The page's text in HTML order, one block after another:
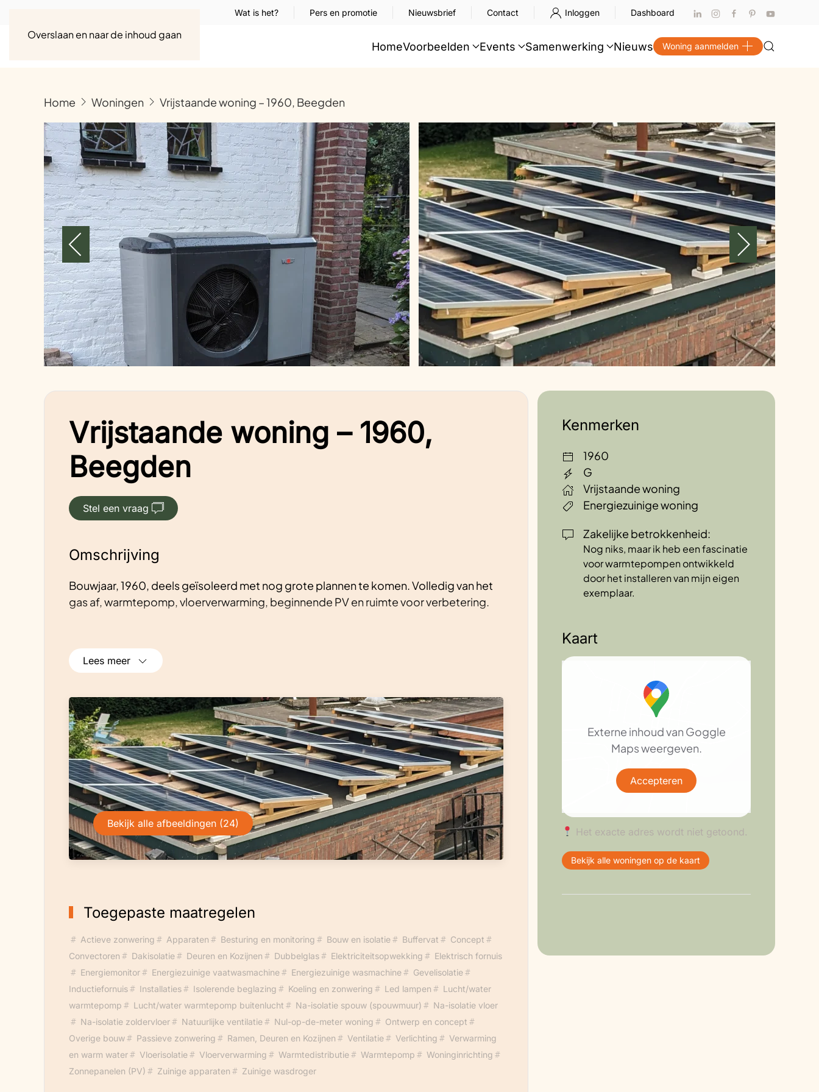
Overslaan en naar de inhoud gaan
Wat is het? Pers en promotie Nieuwsbrief Contact Inloggen Dashboard
HomeVoorbeelden Events Samenwerking Nieuws Woning aanmelden
Home Woningen Vrijstaande woning – 1960, Beegden
Vrijstaande woning – 1960,
Beegden
Stel een vraag
Omschrijving
Bouwjaar, 1960, deels geïsoleerd met nog grote plannen te komen. Volledig van het
gas af, warmtepomp, vloerverwarming, beginnende PV en ruimte voor verbetering.
Lees meer
Bekijk alle afbeeldingen (24)
Toegepaste maatregelen
Actieve zonwering Apparaten Besturing en monitoring Bouw en isolatie Buffervat
Concept
Convectoren
Dakisolatie Deuren en Kozijnen Dubbelglas Elektriciteitsopwekking
Elektrisch fornuis
Energiemonitor
Energiezuinige vaatwasmachine Energiezuinige wasmachine
Gevelisolatie
Inductiefornuis
Installaties Isolerende beglazing Koeling en zonwering Led lampen
Lucht/water
warmtepomp
Lucht/water warmtepomp buitenlucht Na-isolatie spouw (spouwmuur)
Na-isolatie vloer
Na-isolatie zoldervloer
Natuurlijke ventilatie Nul-op-de-meter woning
Ontwerp en concept
Overige bouw
Passieve zonwering Ramen, Deuren en Kozijnen Ventilatie Verlichting
Verwarming
en warm water
Vloerisolatie Vloerverwarming Warmtedistributie Warmtepomp
Woninginrichting
Zonnepanelen (PV)
Zuinige apparaten Zuinige wasdroger
Kenmerken
1960
G
Vrijstaande woning
Energiezuinige woning
Zakelijke betrokkenheid:
Nog niks, maar ik heb een fascinatie
voor warmtepompen ontwikkeld
door het installeren van mijn eigen
exemplaar.
Kaart
Externe inhoud van Goggle
Maps weergeven.
Accepteren
Het exacte adres wordt niet getoond.
Bekijk alle woningen op de kaart